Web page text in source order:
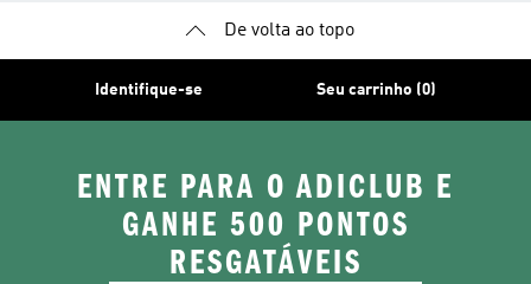
De volta ao topo
Identifique-se Seu carrinho (0)
ENTRE PARA O ADICLUB E
GANHE 500 PONTOS
RESGATÁVEIS